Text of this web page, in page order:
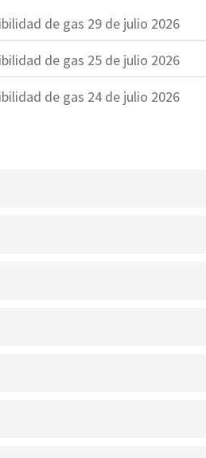
de gas 29 de julio 2026
de gas 25 de julio 2026
de gas 24 de julio 2026